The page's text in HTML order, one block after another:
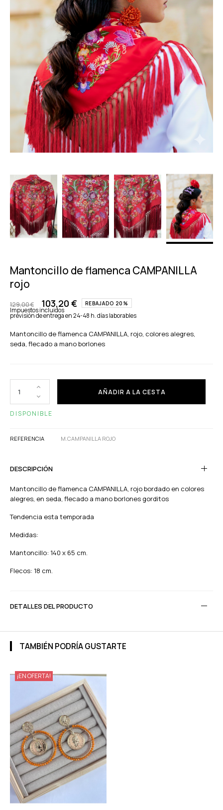
Mantoncillo de flamenca CAMPANILLA
rojo
129,00 € 103,20 € REBAJADO 20%
Impuestos incluidos
previsión de entrega en 24-48 h. días laborables
Mantoncillo de flamenca CAMPANILLA, rojo, colores alegres,
seda, flecado a mano borlones
AÑADIR A LA CESTA
DISPONIBLE
REFERENCIA M.CAMPANILLA ROJO
DESCRIPCIÓN
Mantoncillo de flamenca CAMPANILLA, rojo bordado en colores
alegres, en seda, flecado a mano borlones gorditos
Tendencia esta temporada
Medidas:
Mantoncillo: 140 x 65 cm.
Flecos: 18 cm.
DETALLES DEL PRODUCTO
TAMBIÉN PODRÍA GUSTARTE
¡EN OFERTA!